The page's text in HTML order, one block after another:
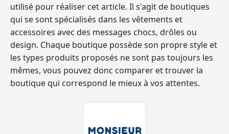
utilisé pour réaliser cet article. Il s'agit de boutiques
qui se sont spécialisés dans les vêtements et
accessoires avec des messages chocs, drôles ou
design. Chaque boutique possède son propre style et
les types produits proposés ne sont pas toujours les
mêmes, vous pouvez donc comparer et trouver la
boutique qui correspond le mieux à vos attentes.